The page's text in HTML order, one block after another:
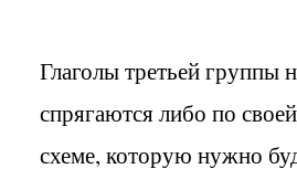
Глаголы третьей группы
спрягаются либо по
схеме, которую нужно